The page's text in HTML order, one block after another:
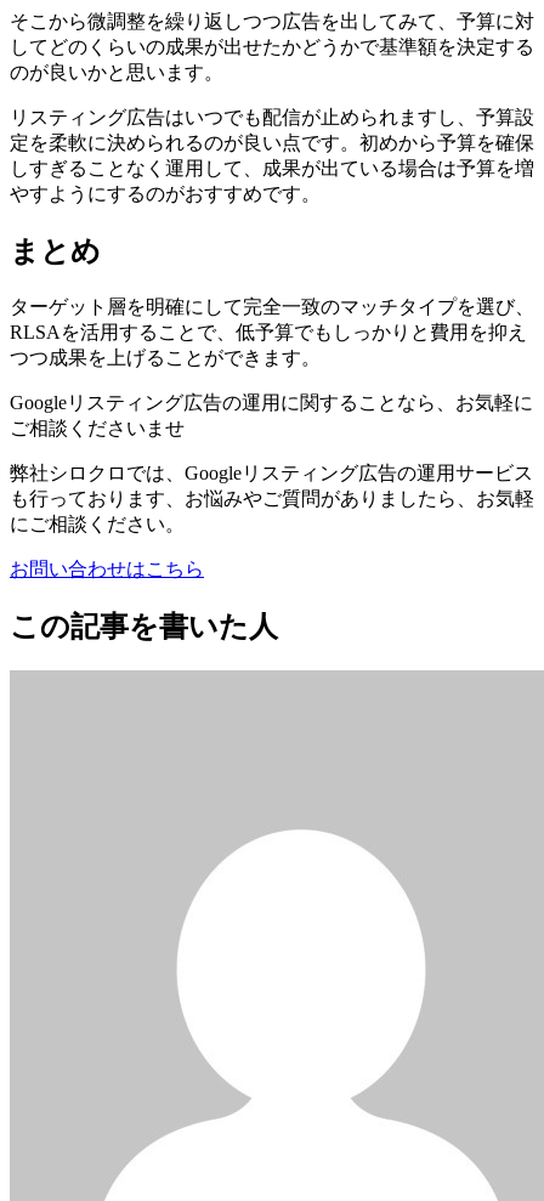
そこから微調整を繰り返しつつ広告を出してみて、予算に対
してどのくらいの成果が出せたかどうかで基準額を決定する
のが良いかと思います。
リスティング広告はいつでも配信が止められますし、予算設
定を柔軟に決められるのが良い点です。初めから予算を確保
しすぎることなく運用して、成果が出ている場合は予算を増
やすようにするのがおすすめです。
まとめ
ターゲット層を明確にして完全一致のマッチタイプを選び、
RLSAを活用することで、低予算でもしっかりと費用を抑え
つつ成果を上げることができます。
Googleリスティング広告の運用に関することなら、お気軽に
ご相談くださいませ
弊社シロクロでは、Googleリスティング広告の運用サービス
も行っております、お悩みやご質問がありましたら、お気軽
にご相談ください。
お問い合わせはこちら
この記事を書いた人